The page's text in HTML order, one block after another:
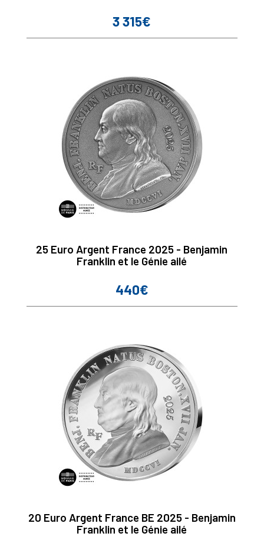
Prix
3 315€
25 Euro Argent France 2025 - Benjamin
Franklin et le Génie ailé
Prix
440€
20 Euro Argent France BE 2025 - Benjamin
Franklin et le Génie ailé